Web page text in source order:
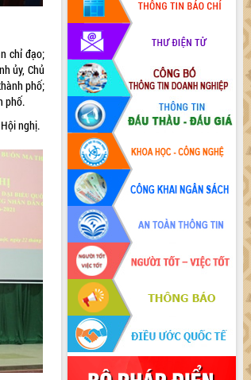
chỉ đạo;
ủy, Chủ
phố;
phố.
nghị.